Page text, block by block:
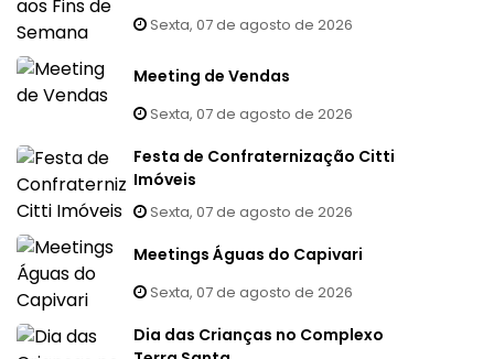
Sexta, 07 de agosto de 2026
Meeting de Vendas
Sexta, 07 de agosto de 2026
Festa de Confraternização Citti
Imóveis
Sexta, 07 de agosto de 2026
Meetings Águas do Capivari
Sexta, 07 de agosto de 2026
Dia das Crianças no Complexo